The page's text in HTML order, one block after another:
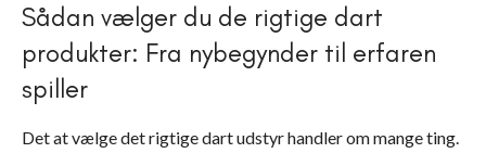
Sådan vælger du de rigtige dart
produkter: Fra nybegynder til erfaren
spiller
Det at vælge det rigtige dart udstyr handler om mange ting.